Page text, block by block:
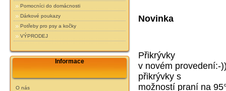
Pomocníci do domácnosti
Dárkové poukazy
Potřeby pro psy a kočky
VÝPRODEJ
Informace
O nás
Novinka
Přikrývky
v novém provedení:-
přikrývky s
možností praní na